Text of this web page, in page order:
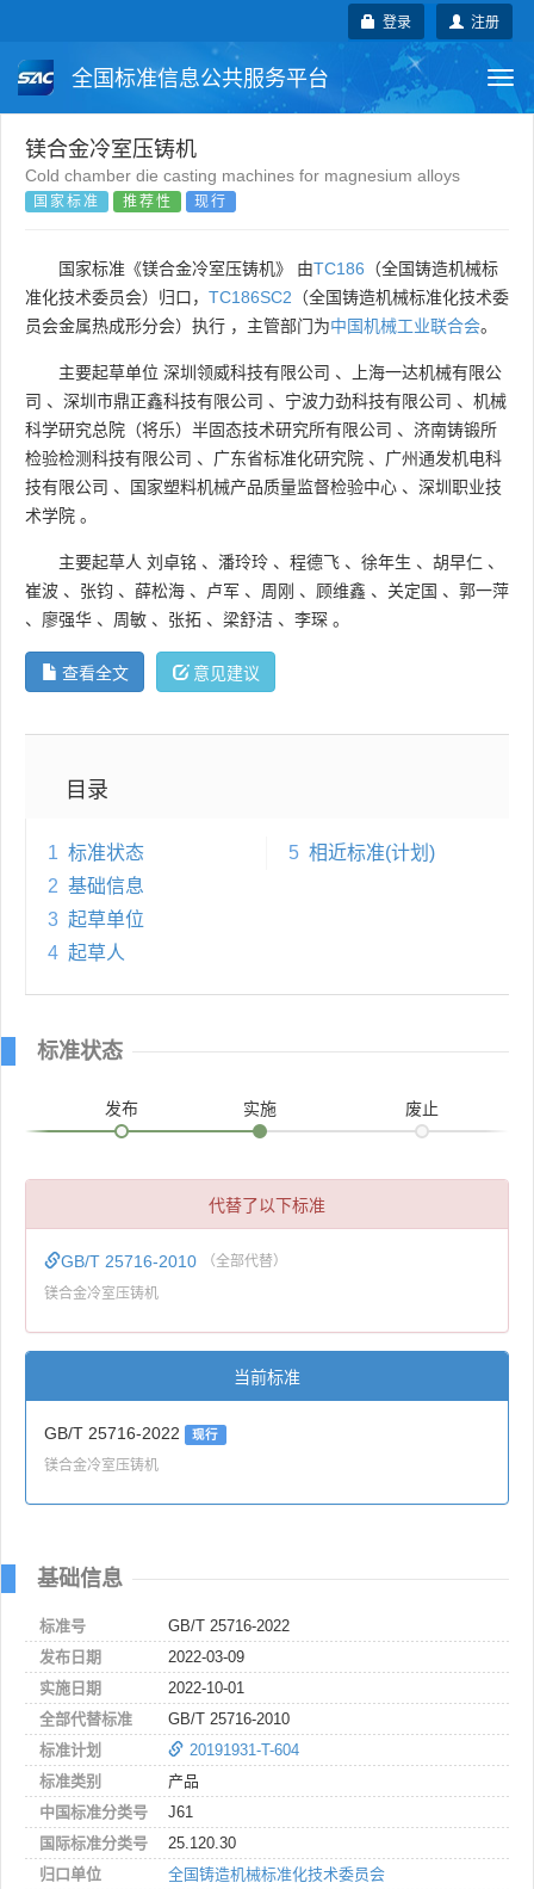
注册
登录
全国标准信息公共服务平台
国家标准
团体标准
国外标准 技术委员会
镁合金冷室压铸机
Cold chamber die casting machines for magnesium alloys
国家标准 推荐性 现行
国家标准《镁合金冷室压铸机》 由TC186 （全国铸造机械标
准化技术委员会）归口， TC186SC2 （全国铸造机械标准化技术委
员会金属热成形分会）执行 ，主管部门为中国机械工业联合会。
主要起草单位 深圳领威科技有限公司 、
上海一达机械有限公
司 、 深圳市鼎正鑫科技有限公司 、 宁波力劲科技有限公司 、 机械
科学研究总院（将乐）半固态技术研究所有限公司 、 济南铸锻所
检验检测科技有限公司 、 广东省标准化研究院 、 广州通发机电科
技有限公司 、 国家塑料机械产品质量监督检验中心 、 深圳职业技
术学院 。
主要起草人 刘卓铭 、 潘玲玲 、 程德飞 、 徐年生 、 胡早仁 、
崔波 、 张钧 、 薛松海 、 卢军 、 周刚 、 顾维鑫 、 关定国 、 郭一萍
、 廖强华 、 周敏 、 张拓 、 梁舒洁 、 李琛 。
查看全文 意见建议
目录
1 标准状态
2 基础信息
3 起草单位
4 起草人
5 相近标准(计划)
标准状态
发布 实施 废止
代替了以下标准
GB/T 25716-2010 （全部代替）
镁合金冷室压铸机
当前标准
GB/T 25716-2022 现行
镁合金冷室压铸机
基础信息
标准号
GB/T 25716-2022
发布日期
2022-03-09
实施日期
2022-10-01
全部代替标准
GB/T 25716-2010
标准计划
20191931-T-604
标准类别
产品
中国标准分类号
J61
国际标准分类号
25.120.30
归口单位
全国铸造机械标准化技术委员会